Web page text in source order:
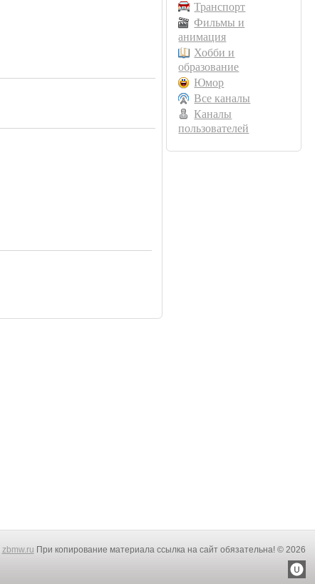
Транспорт
Фильмы и
анимация
Хобби и
образование
Юмор
Все каналы
Каналы
пользователей
zbmw.ru При копирование материала ссылка на сайт обязательна! © 2026